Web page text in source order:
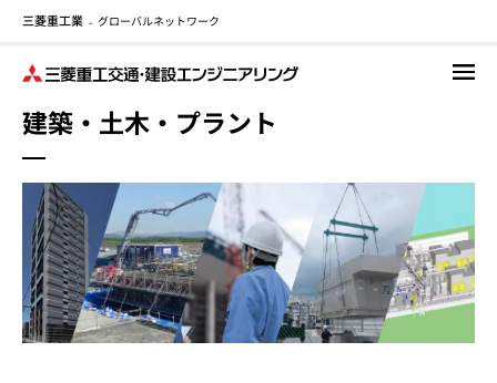
三菱重工業 - グローバルネットワーク
建築・土木・プラント